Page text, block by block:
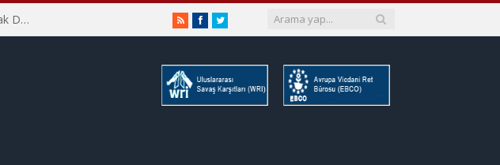
İHD İstanbul Şube Vicdani Ret Komisyonu: Vicdani Retçiler Olarak Destek İçin Buradayız! RSSFacebookTwitter